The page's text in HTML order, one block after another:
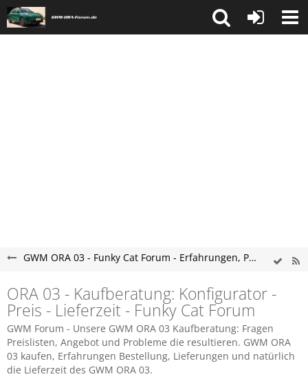
GWM ORA 03 - Funky Cat Forum - Erfahrungen, Probleme & Kaufberatung
ORA 03 - Kaufberatung: Konfigurator -
Preis - Lieferzeit - Funky Cat Forum
GWM Forum - Unsere GWM ORA 03 Kaufberatung: Fragen
Preislisten, Angebot und Probleme die resultieren. GWM ORA
03 kaufen, Erfahrungen Bestellung, Lieferungen und natürlich
die Lieferzeit des GWM ORA 03.